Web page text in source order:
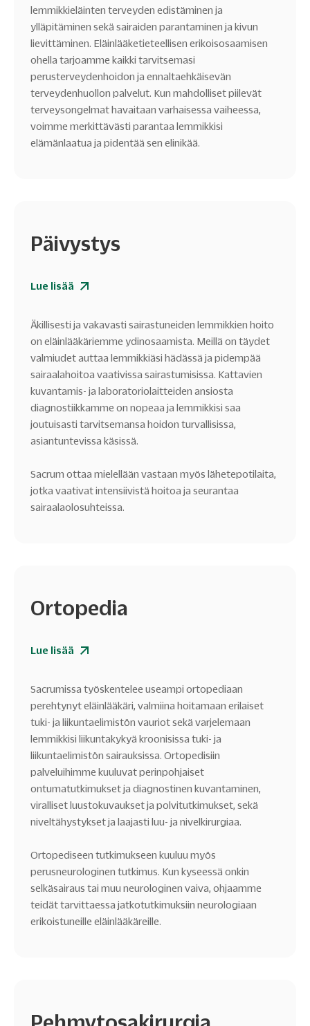
lemmikkieläinten terveyden edistäminen ja
ylläpitäminen sekä sairaiden parantaminen ja kivun
lievittäminen. Eläinlääketieteellisen erikoisosaamisen
ohella tarjoamme kaikki tarvitsemasi
perusterveydenhoidon ja ennaltaehkäisevän
terveydenhuollon palvelut. Kun mahdolliset piilevät
terveysongelmat havaitaan varhaisessa vaiheessa,
voimme merkittävästi parantaa lemmikkisi
elämänlaatua ja pidentää sen elinikää.
Päivystys
Lue lisää
Äkillisesti ja vakavasti sairastuneiden lemmikkien hoito
on eläinlääkäriemme ydinosaamista. Meillä on täydet
valmiudet auttaa lemmikkiäsi hädässä ja pidempää
sairaalahoitoa vaativissa sairastumisissa. Kattavien
kuvantamis- ja laboratoriolaitteiden ansiosta
diagnostiikkamme on nopeaa ja lemmikkisi saa
joutuisasti tarvitsemansa hoidon turvallisissa,
asiantuntevissa käsissä.
Sacrum ottaa mielellään vastaan myös lähetepotilaita,
jotka vaativat intensiivistä hoitoa ja seurantaa
sairaalaolosuhteissa.
Ortopedia
Lue lisää
Sacrumissa työskentelee useampi ortopediaan
perehtynyt eläinlääkäri, valmiina hoitamaan erilaiset
tuki- ja liikuntaelimistön vauriot sekä varjelemaan
lemmikkisi liikuntakykyä kroonisissa tuki- ja
liikuntaelimistön sairauksissa. Ortopedisiin
palveluihimme kuuluvat perinpohjaiset
ontumatutkimukset ja diagnostinen kuvantaminen,
viralliset luustokuvaukset ja polvitutkimukset, sekä
niveltähystykset ja laajasti luu- ja nivelkirurgiaa.
Ortopediseen tutkimukseen kuuluu myös
perusneurologinen tutkimus. Kun kyseessä onkin
selkäsairaus tai muu neurologinen vaiva, ohjaamme
teidät tarvittaessa jatkotutkimuksiin neurologiaan
erikoistuneille eläinlääkäreille.